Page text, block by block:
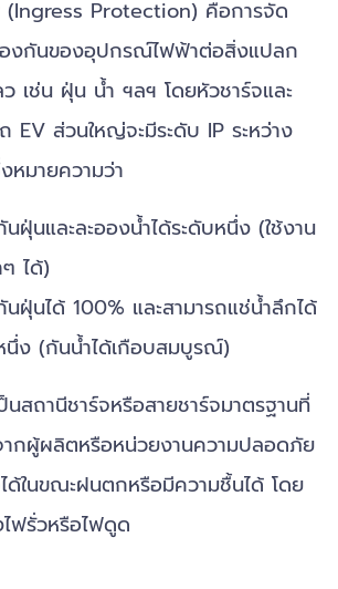
Protection) คือการจัด
งกันของอุปกรณ์ไฟฟ้าต่อสิ่งแปลก
เช่น ฝุ่น น้ำ ฯลฯ โดยหัวชาร์จและ
EV ส่วนใหญ่จะมีระดับ IP ระหว่าง
หมายความว่า
ฝุ่นและละอองน้ำได้ระดับหนึ่ง (ใช้งาน
ได้)
ฝุ่นได้ 100% และสามารถแช่น้ำลึกได้
หนึ่ง (กันน้ำได้เกือบสมบูรณ์)
ถานีชาร์จหรือสายชาร์จมาตรฐานที่
ากผู้ผลิตหรือหน่วยงานความปลอดภัย
ด้ในขณะฝนตกหรือมีความชื้นได้ โดย
ฟรั่วหรือไฟดูด